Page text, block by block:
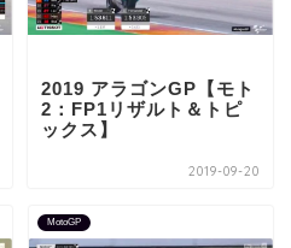
2019 アラゴンGP【モト
2：FP1リザルト＆トピ
ックス】
2019-09-20
MotoGP